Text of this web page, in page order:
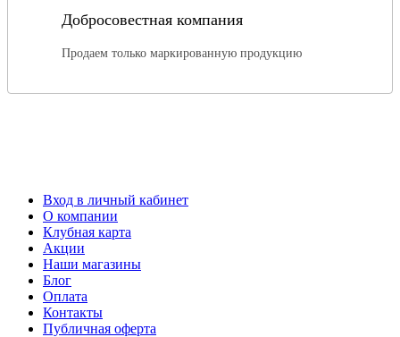
Добросовестная компания
Продаем только маркированную продукцию
Вход в личный кабинет
О компании
Клубная карта
Акции
Наши магазины
Блог
Оплата
Контакты
Публичная оферта